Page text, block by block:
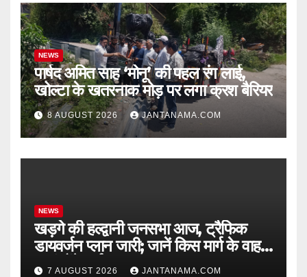
NEWS
पार्षद अमित साह ‘मोनू’ की पहल रंग लाई,
खोल्टा के खतरनाक मोड़ पर लगा क्रश बैरियर
8 AUGUST 2026 JANTANAMA.COM
NEWS
खड़गे की हल्द्वानी जनसभा आज, ट्रैफिक
डायवर्जन प्लान जारी; जानें किस मार्ग के वाहन
कहां होंगे पार्क
7 AUGUST 2026 JANTANAMA.COM